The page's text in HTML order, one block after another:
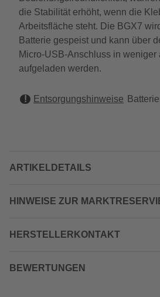
die Stabilität erhöht, wenn die
Arbeitsfläche steht. Die BGX7
Batterie gespeist und kann über
Micro-USB-Anschluss in weniger
aufgeladen werden.
Entsorgungshinweise
ARTIKELDETAILS
HINWEISE ZUR
HERSTELLERKONTAKT
BEWERTUNGEN